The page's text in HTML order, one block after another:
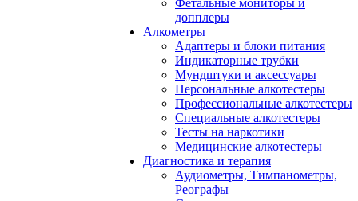
Фетальные мониторы и
допплеры
Алкометры
Адаптеры и блоки питания
Индикаторные трубки
Мундштуки и аксессуары
Персональные алкотестеры
Профессиональные алкотестеры
Специальные алкотестеры
Тесты на наркотики
Медицинские алкотестеры
Диагностика и терапия
Аудиометры, Тимпанометры,
Реографы